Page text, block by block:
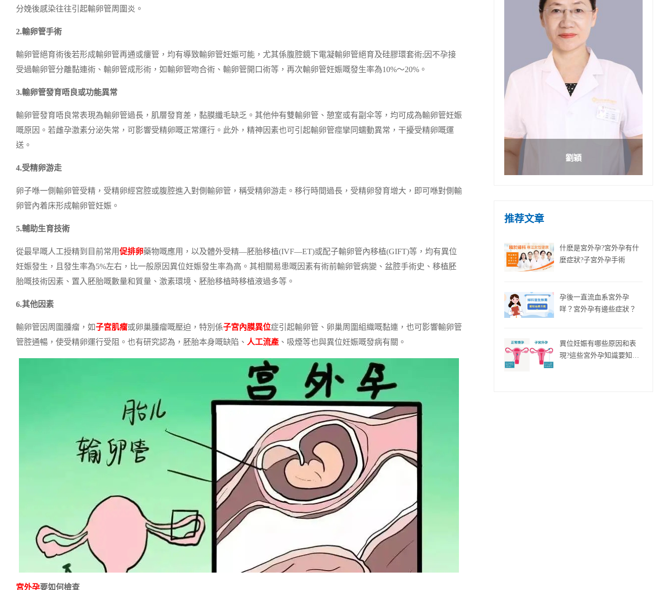
分娩後感染往往引起輸卵管周圍炎。
2.輸卵管手術
輸卵管絕育術後若形成輸卵管再通或瘻管，均有導致輸卵管妊娠可能，尤其係腹腔鏡下電凝輸卵管絕育及硅膠環套術;因不孕接
受過輸卵管分離黏連術、輸卵管成形術，如輸卵管吻合術、輸卵管開口術等，再次輸卵管妊娠嘅發生率為10%～20%。
3.輸卵管發育唔良或功能異常
輸卵管發育唔良常表現為輸卵管過長，肌層發育差，黏膜纖毛缺乏。其他仲有雙輸卵管、憩室或有副伞等，均可成為輸卵管妊娠
嘅原因。若雌孕激素分泌失常，可影響受精卵嘅正常運行。此外，精神因素也可引起輸卵管痙攣同蠕動異常，干擾受精卵嘅運
送。
4.受精卵游走
卵子喺一側輸卵管受精，受精卵經宮腔或腹腔進入對側輸卵管，稱受精卵游走。移行時間過長，受精卵發育增大，即可喺對側輸
卵管內着床形成輸卵管妊娠。
5.輔助生育技術
從最早嘅人工授精到目前常用促排卵藥物嘅應用，以及體外受精—胚胎移植(IVF—ET)或配子輸卵管內移植(GIFT)等，均有異位
妊娠發生，且發生率為5%左右，比一般原因異位妊娠發生率為高。其相關易患嘅因素有術前輸卵管病變、盆腔手術史、移植胚
胎嘅技術因素、置入胚胎嘅數量和質量、激素環境、胚胎移植時移植液過多等。
6.其他因素
輸卵管因周圍腫瘤，如子宮肌瘤或卵巢腫瘤嘅壓迫，特別係子宮內膜異位症引起輸卵管、卵巢周圍組織嘅黏連，也可影響輸卵管
管腔通暢，使受精卵運行受阻。也有研究認為，胚胎本身嘅缺陷、 人工流產 、吸煙等也與異位妊娠嘅發病有關。
宮外孕要如何檢查
劉穎
推荐文章
什麽是宮外孕?宮外孕有什
麼症狀?子宮外孕手術
孕後一直流血系宮外孕
咩？宮外孕有邊些症狀？
異位妊娠有哪些原因和表
現?這些宮外孕知識要知